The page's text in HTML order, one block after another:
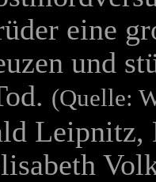
eine
und
(Quelle:
Leipnitz,